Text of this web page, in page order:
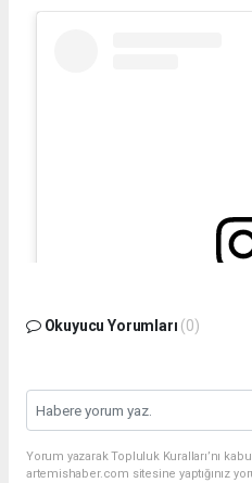
Okuyucu Yorumları (0)
Yorum yazarak Topluluk Kuralları’nı
artemishaber.com sitesine yaptığınız